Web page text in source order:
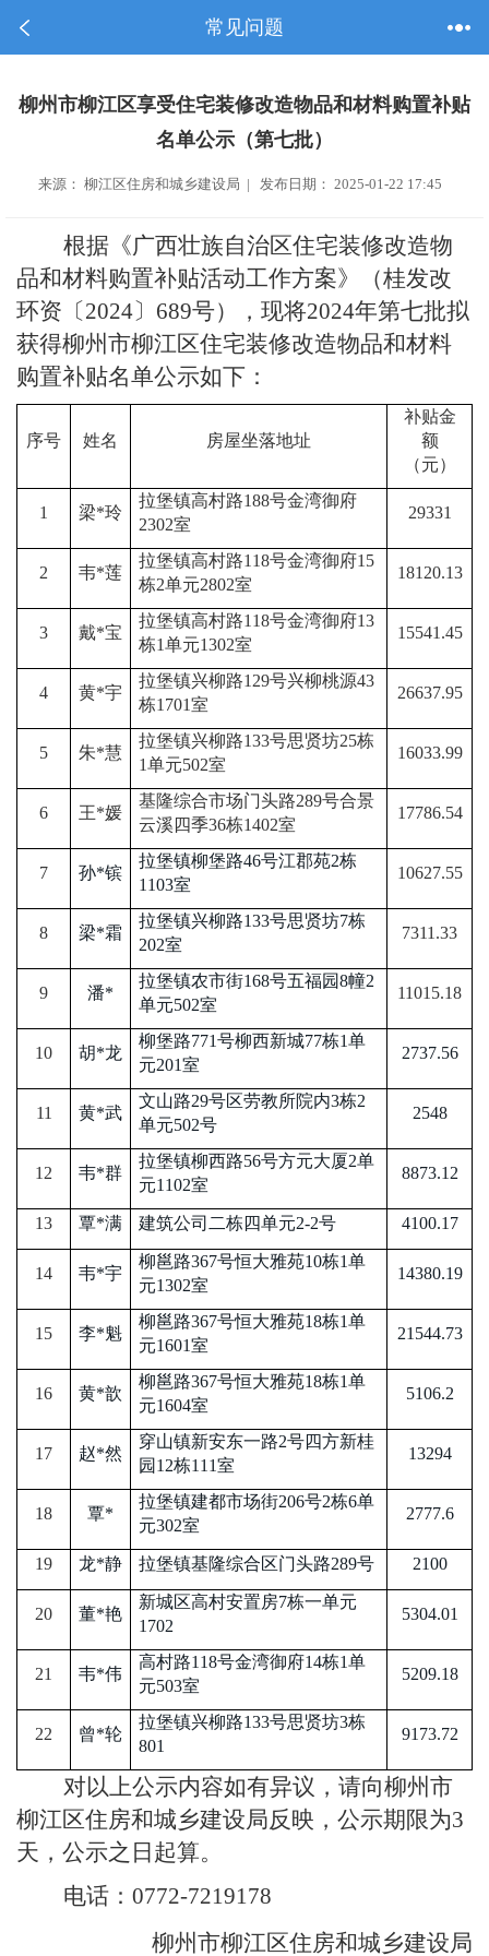
常见问题
柳州市柳江区享受住宅装修改造物品和材料购置补贴
名单公示（第七批）
来源： 柳江区住房和城乡建设局 | 发布日期： 2025-01-22 17:45
根据《广西壮族自治区住宅装修改造物
品和材料购置补贴活动工作方案》（桂发改
环资〔2024〕 689号），现将2024年第七批拟
获得柳州市柳江区住宅装修改造物品和材料
购置补贴名单公示如下：
序号 姓名 房屋坐落地址
补贴金
额
（元）
1 梁*玲
拉堡镇高村路188号金湾御府
2302室
29331
2 韦*莲
拉堡镇高村路118号金湾御府15
栋2单元2802室
18120.13
3 戴*宝
拉堡镇高村路118号金湾御府13
栋1单元1302室
15541.45
4 黄*宇
拉堡镇兴柳路129号兴柳桃源43
栋1701室
26637.95
5 朱*慧
拉堡镇兴柳路133号思贤坊25栋
1单元502室
16033.99
6 王*媛
基隆综合市场门头路289号合景
云溪四季36栋1402室
17786.54
7 孙*镔
拉堡镇柳堡路46号江郡苑2栋
1103室
10627.55
8 梁*霜
拉堡镇兴柳路133号思贤坊7栋
202室
7311.33
9 潘*
拉堡镇农市街168号五福园8幢2
单元502室
11015.18
10 胡*龙
柳堡路771号柳西新城77栋1单
元201室
2737.56
11 黄*武
文山路29号区劳教所院内3栋2
单元502号
2548
12 韦*群
拉堡镇柳西路56号方元大厦2单
元1102室
8873.12
13 覃*满 建筑公司二栋四单元2-2号 4100.17
14 韦*宇
柳邕路367号恒大雅苑10栋1单
元1302室
14380.19
15 李*魁
柳邕路367号恒大雅苑18栋1单
元1601室
21544.73
16 黄*歆
柳邕路367号恒大雅苑18栋1单
元1604室
5106.2
17 赵*然
穿山镇新安东一路2号四方新桂
园12栋111室
13294
18 覃*
拉堡镇建都市场街206号2栋6单
元302室
2777.6
19 龙*静 拉堡镇基隆综合区门头路289号 2100
20 董*艳
新城区高村安置房7栋一单元
1702
5304.01
21 韦*伟
高村路118号金湾御府14栋1单
元503室
5209.18
22 曾*轮
拉堡镇兴柳路133号思贤坊3栋
801
9173.72
对以上公示内容如有异议，请向柳州市
柳江区住房和城乡建设局反映，公示期限为3
天，公示之日起算。
电话： 0772-7219178
柳州市柳江区住房和城乡建设局